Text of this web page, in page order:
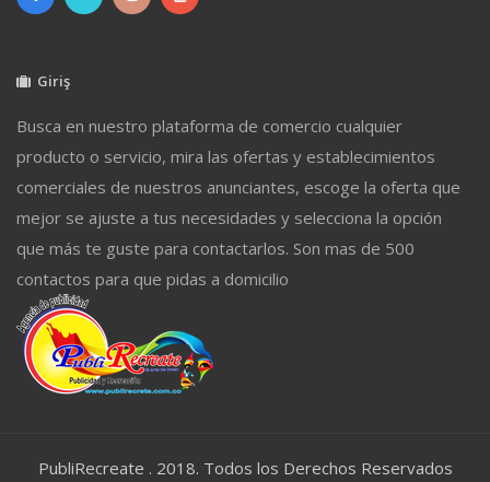
Giriş
Busca en nuestro plataforma de comercio cualquier
producto o servicio, mira las ofertas y establecimientos
comerciales de nuestros anunciantes, escoge la oferta que
mejor se ajuste a tus necesidades y selecciona la opción
que más te guste para contactarlos. Son mas de 500
contactos para que pidas a domicilio
PubliRecreate . 2018. Todos los Derechos Reservados